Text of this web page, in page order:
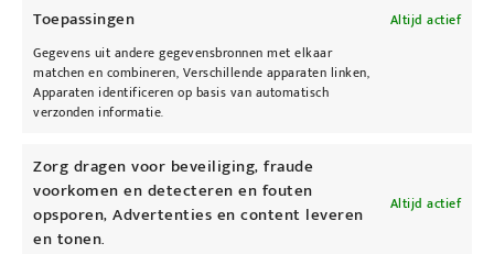
Toepassingen
Altijd actief
Gegevens uit andere gegevensbronnen met elkaar
matchen en combineren, Verschillende apparaten linken,
Apparaten identificeren op basis van automatisch
verzonden informatie.
Zorg dragen voor beveiliging, fraude
voorkomen en detecteren en fouten
opsporen, Advertenties en content leveren
en tonen.
Altijd actief
Gebruiksaanwijzing:
Breng aan op het hele lichaam na het baden of
douchen.
huidtypes.
Vermijd contact met de ogen.